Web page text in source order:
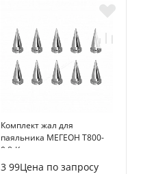
Комплект жал для
паяльника МЕГЕОН T800-
0.8-K
3 99Цена по запросу